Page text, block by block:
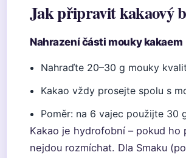
Jak připravit kakaový
Nahrazení části mouky kakaem
Nahraďte 20–30 g mouky
Kakao vždy prosejte spolu s
Poměr: na 6 vajec použijte 30
Kakao je hydrofobní – pokud
nejdou rozmíchat. Dla Smaku